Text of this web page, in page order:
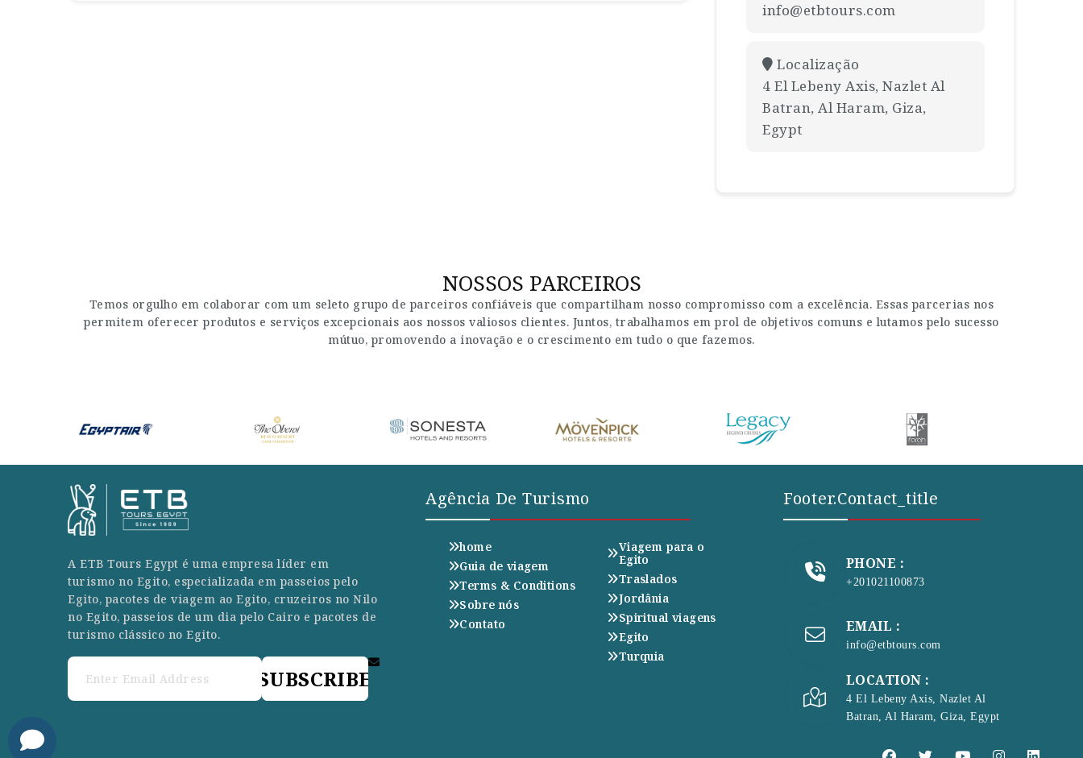
info@etbtours.com
Localização
4 El Lebeny Axis, Nazlet Al
Batran, Al Haram, Giza,
Egypt
NOSSOS PARCEIROS
Temos orgulho em colaborar com um seleto grupo de parceiros confiáveis que compartilham nosso compromisso com a excelência. Essas parcerias nos
permitem oferecer produtos e serviços excepcionais aos nossos valiosos clientes. Juntos, trabalhamos em prol de objetivos comuns e lutamos pelo sucesso
mútuo, promovendo a inovação e o crescimento em tudo o que fazemos.
A ETB Tours Egypt é uma empresa líder em
turismo no Egito, especializada em passeios pelo
Egito, pacotes de viagem ao Egito, cruzeiros no Nilo
no Egito, passeios de um dia pelo Cairo e pacotes de
turismo clássico no Egito.
SUBSCRIBE
Agência De Turismo
home
Guia de viagem
Terms & Conditions
Sobre nós
Contato
Viagem para o
Egito
Traslados
Jordânia
Spiritual viagens
Egito
Turquia
Footer.contact_title
PHONE :
+201021100873
EMAIL :
info@etbtours.com
LOCATION :
4 El Lebeny Axis, Nazlet Al
Batran, Al Haram, Giza, Egypt